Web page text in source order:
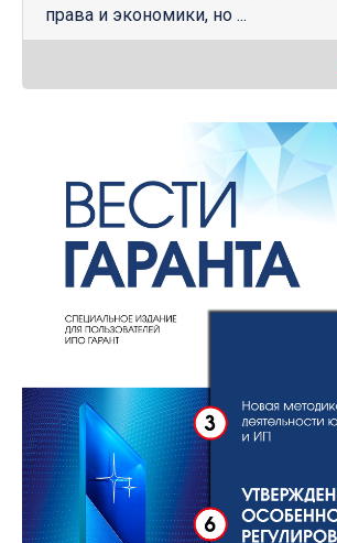
права и экономики, но ...